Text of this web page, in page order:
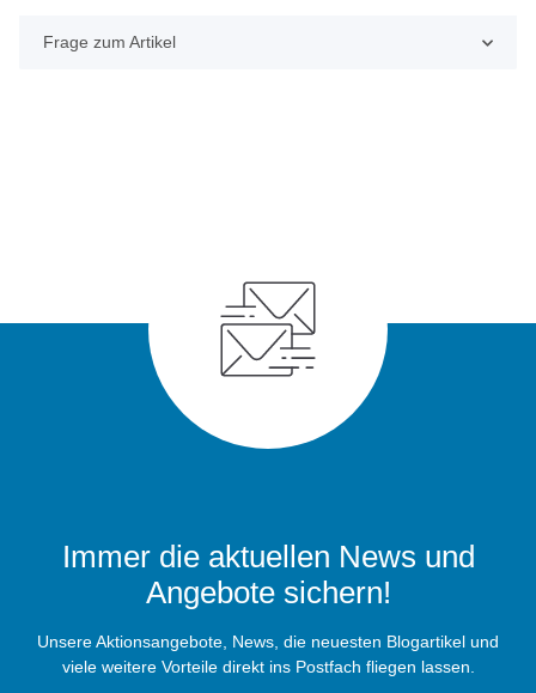
Frage zum Artikel
Immer die aktuellen News und
Angebote sichern!
Unsere Aktionsangebote, News, die neuesten Blogartikel und
viele weitere Vorteile direkt ins Postfach fliegen lassen.